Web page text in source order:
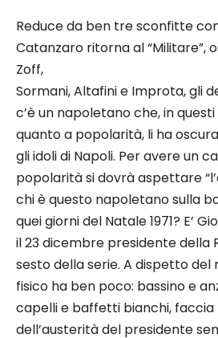
Reduce da ben tre sconfitte
Catanzaro ritorna al “Militare”,
Zoff,
Sormani, Altafini e Improta, gli
c’è un napoletano che, in questi
quanto a popolarità, li ha
gli idoli di Napoli. Per avere un
popolarità si dovrà aspettare
chi è questo napoletano sulla
quei giorni del Natale 1971? E’
il 23 dicembre presidente della
sesto della serie. A dispetto del
fisico ha ben poco: bassino e
capelli e baffetti bianchi, faccia
dell’austerità del presidente